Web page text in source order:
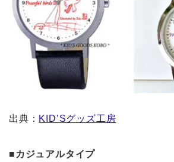
出典： KID’Sグッズ工房
■カジュアルタイプ